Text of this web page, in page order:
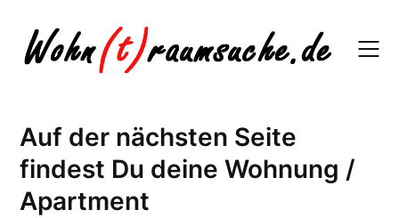
content
Auf der nächsten Seite
findest Du deine Wohnung /
Apartment